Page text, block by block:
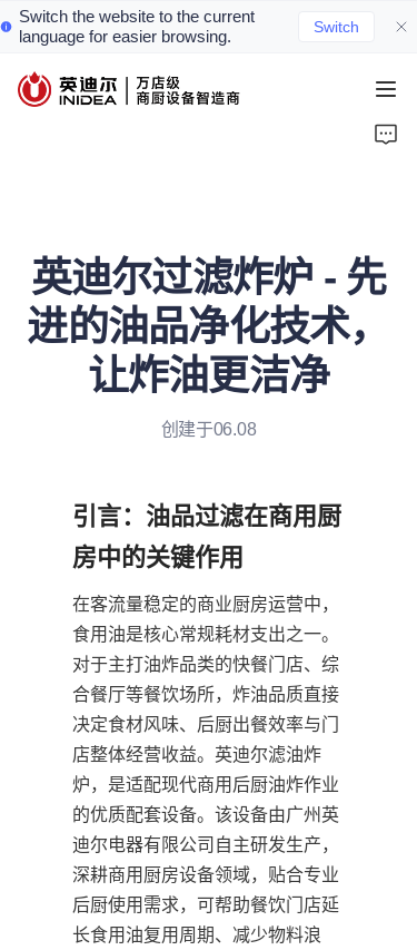
Switch the website to the current
language for easier browsing.
Switch
英迪尔过滤炸炉 - 先
进的油品净化技术，
让炸油更洁净
创建于06.08
引言：油品过滤在商用厨
房中的关键作用
在客流量稳定的商业厨房运营中，
食用油是核心常规耗材支出之一。
对于主打油炸品类的快餐门店、综
合餐厅等餐饮场所，炸油品质直接
决定食材风味、后厨出餐效率与门
店整体经营收益。英迪尔滤油炸
炉，是适配现代商用后厨油炸作业
的优质配套设备。该设备由广州英
迪尔电器有限公司自主研发生产，
深耕商用厨房设备领域，贴合专业
后厨使用需求，可帮助餐饮门店延
长食用油复用周期、减少物料浪
首页
案例
资讯
关于我们